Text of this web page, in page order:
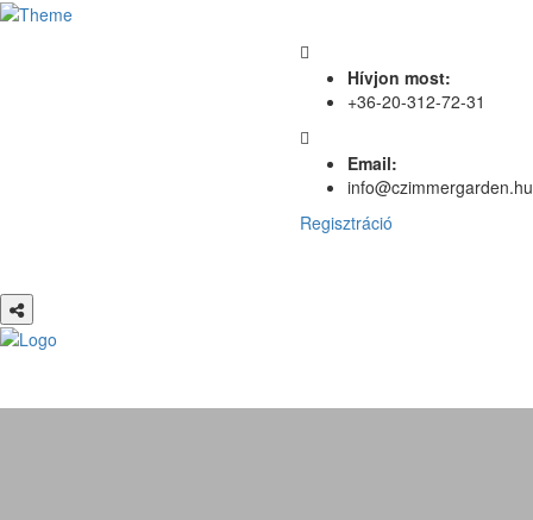
Hívjon most:
+36-20-312-72-31
Email:
info@czimmergarden.hu
Regisztráció